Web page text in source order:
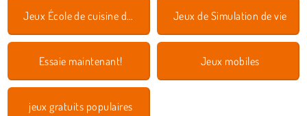
Jeux École de cuisine de Sara Jeux de Simulation de vie
Essaie maintenant! Jeux mobiles
jeux gratuits populaires